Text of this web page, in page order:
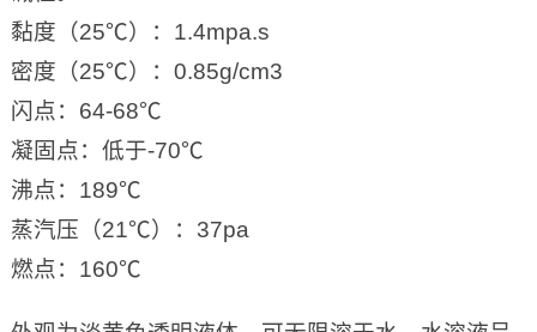
黏度（25℃）：1.4mpa.s
密度（25℃）：0.85g/cm3
闪点：64-68℃
凝固点：低于-70℃
沸点：189℃
蒸汽压（21℃）：37pa
燃点：160℃